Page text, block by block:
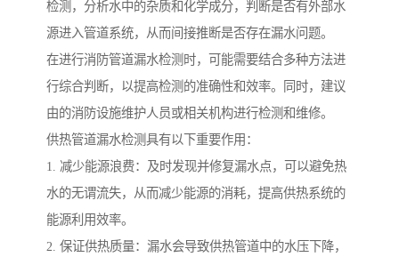
检测，分析水中的杂质和化学成分，判断是否有外部水
源进入管道系统，从而间接推断是否存在漏水问题。
在进行消防管道漏水检测时，可能需要结合多种方法进
行综合判断，以提高检测的准确性和效率。同时，建议
由的消防设施维护人员或相关机构进行检测和维修。
供热管道漏水检测具有以下重要作用：
1. 减少能源浪费：及时发现并修复漏水点，可以避免热
水的无谓流失，从而减少能源的消耗，提高供热系统的
能源利用效率。
2. 保证供热质量：漏水会导致供热管道中的水压下降，